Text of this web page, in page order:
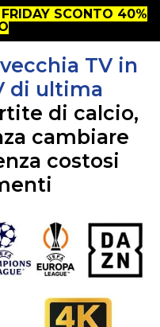
SCONTO 40%
TV in
di ultima
di calcio,
cambiare
costosi